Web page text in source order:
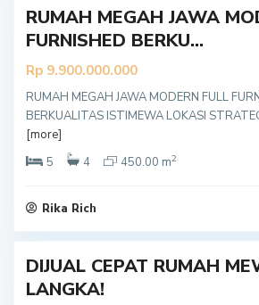
RUMAH MEGAH JAWA
FURNISHED BERKU...
Rp 9.900.000.000
RUMAH MEGAH JAWA MODERN FULL
BERKUALITAS ISTIMEWA LOKASI
[more]
5
4 450.00 m2
Rika Rich
Y
o
y
a
r
t
a
DIJUAL CEPAT RUMAH
LANGKA!